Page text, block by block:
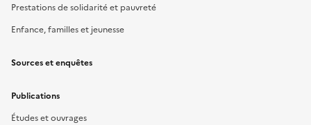
Prestations de solidarité et pauvreté
Enfance, familles et jeunesse
Sources et enquêtes
Publications
Études et ouvrages